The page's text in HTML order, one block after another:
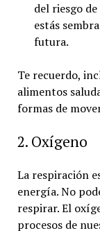
del riesgo
estás
futura.
Te recuerdo,
alimentos
formas de
2. Oxígeno
La respiración
energía. No
respirar. El
procesos de